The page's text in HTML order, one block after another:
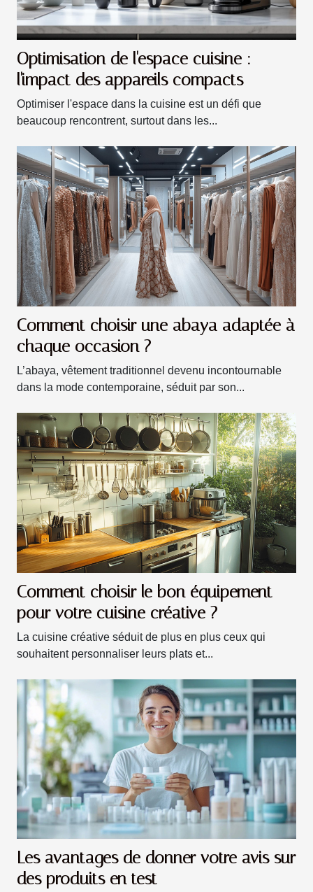
Optimisation de l'espace cuisine :
l'impact des appareils compacts
Optimiser l'espace dans la cuisine est un défi que
beaucoup rencontrent, surtout dans les...
Comment choisir une abaya adaptée à
chaque occasion ?
L’abaya, vêtement traditionnel devenu incontournable
dans la mode contemporaine, séduit par son...
Comment choisir le bon équipement
pour votre cuisine créative ?
La cuisine créative séduit de plus en plus ceux qui
souhaitent personnaliser leurs plats et...
Les avantages de donner votre avis sur
des produits en test